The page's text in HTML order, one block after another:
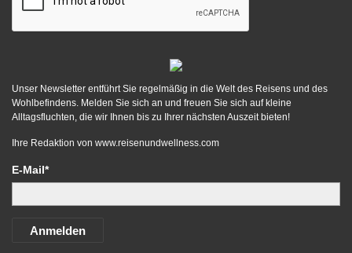
Unser Newsletter entführt Sie regelmäßig in die Welt des Reisens und des
Wohlbefindens. Melden Sie sich an und freuen Sie sich auf kleine
Alltagsfluchten, die wir Ihnen bis zu Ihrer nächsten Auszeit bieten!
Ihre Redaktion von www.reisenundwellness.com
E-Mail*
Anmelden